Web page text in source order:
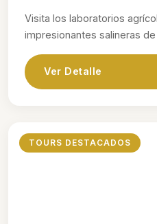
Visita los laboratorios
impresionantes salineras de
Ver Detalle
TOURS DESTACADOS